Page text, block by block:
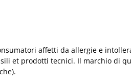
affetti da allergie e
et prodotti tecnici. Il marchio di